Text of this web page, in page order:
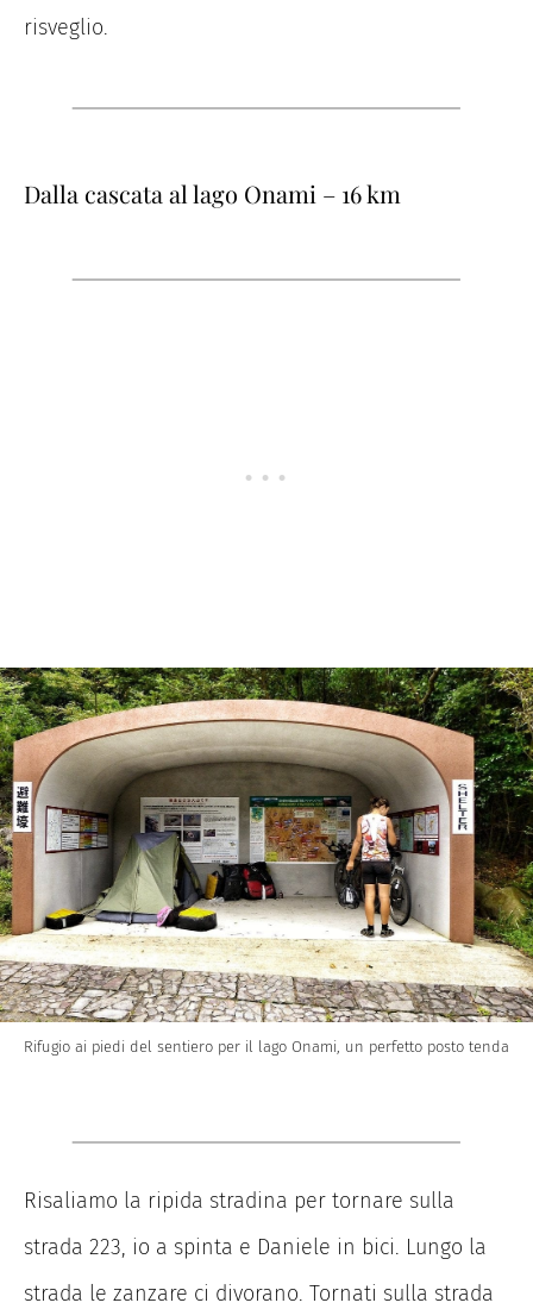
risveglio.
Dalla cascata al lago Onami – 16 km
Rifugio ai piedi del sentiero per il lago Onami, un perfetto posto tenda
Risaliamo la ripida stradina per tornare sulla
strada 223, io a spinta e Daniele in bici. Lungo la
strada le zanzare ci divorano. Tornati sulla strada